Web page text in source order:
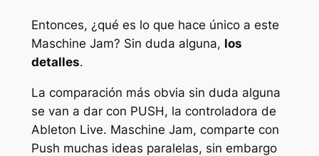
Entonces, ¿qué es lo que hace único a este
Maschine Jam? Sin duda alguna, los
detalles.
La comparación más obvia sin duda alguna
se van a dar con PUSH, la controladora de
Ableton Live. Maschine Jam, comparte con
Push muchas ideas paralelas, sin embargo